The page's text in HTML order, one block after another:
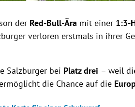
der Red-Bull-Ära mit einer 1:3-
verloren erstmals in ihrer
Salzburger bei Platz drei – weil
die Chance auf die